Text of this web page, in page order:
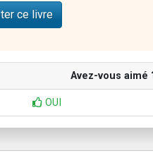
ce livre
Avez-vous aimé
OUI